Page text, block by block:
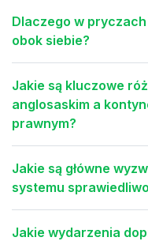
Dlaczego w
obok siebie?
Jakie są kluczowe
anglosaskim a
prawnym?
Jakie są główne
systemu
Jakie wydarzenia